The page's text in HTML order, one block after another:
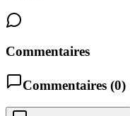
Commentaires
Commentaires (0)